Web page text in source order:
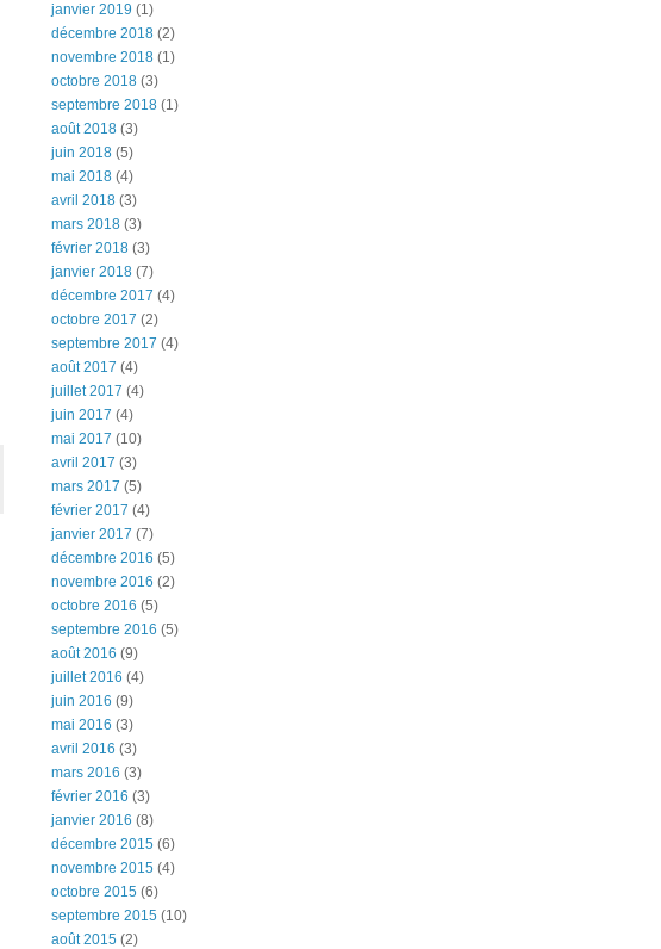
janvier 2019 (1)
décembre 2018 (2)
novembre 2018 (1)
octobre 2018 (3)
septembre 2018 (1)
août 2018 (3)
juin 2018 (5)
mai 2018 (4)
avril 2018 (3)
mars 2018 (3)
février 2018 (3)
janvier 2018 (7)
décembre 2017 (4)
octobre 2017 (2)
septembre 2017 (4)
août 2017 (4)
juillet 2017 (4)
juin 2017 (4)
mai 2017 (10)
avril 2017 (3)
mars 2017 (5)
février 2017 (4)
janvier 2017 (7)
décembre 2016 (5)
novembre 2016 (2)
octobre 2016 (5)
septembre 2016 (5)
août 2016 (9)
juillet 2016 (4)
juin 2016 (9)
mai 2016 (3)
avril 2016 (3)
mars 2016 (3)
février 2016 (3)
janvier 2016 (8)
décembre 2015 (6)
novembre 2015 (4)
octobre 2015 (6)
septembre 2015 (10)
août 2015 (2)